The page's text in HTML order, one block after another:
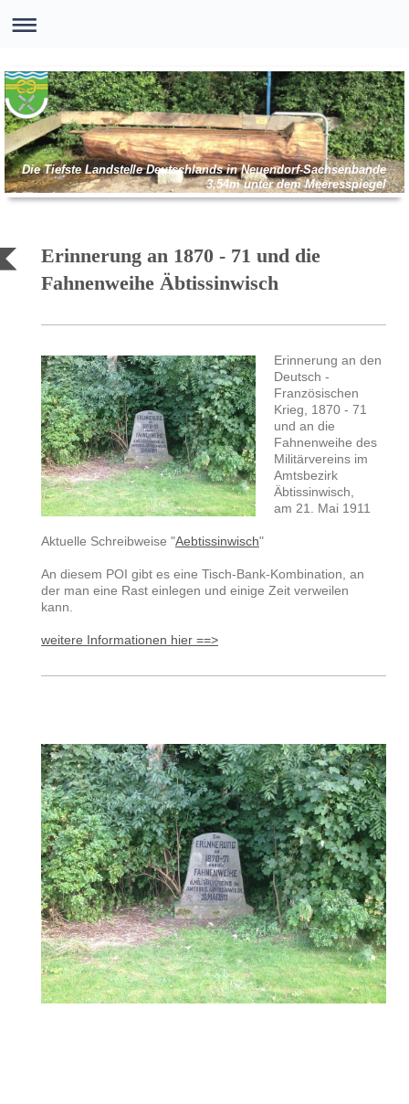
Die Tiefste Landstelle Deutschlands in Neuendorf-Sachsenbande
3,54m unter dem Meeresspiegel
Erinnerung an 1870 - 71 und die
Fahnenweihe Äbtissinwisch
Erinnerung an den
Deutsch -
Französischen
Krieg, 1870 - 71
und an die
Fahnenweihe des
Militärvereins im
Amtsbezirk
Äbtissinwisch,
am 21. Mai 1911
Aktuelle Schreibweise "Aebtissinwisch"
An diesem POI gibt es eine Tisch-Bank-Kombination, an
der man eine Rast einlegen und einige Zeit verweilen
kann.
weitere Informationen hier ==>